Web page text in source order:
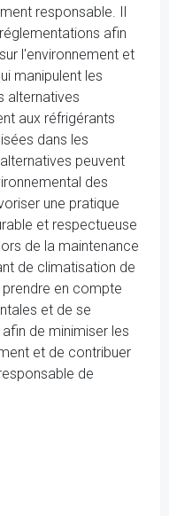
responsable. Il
afin
l'environnement et
manipulent les
alternatives
aux réfrigérants
dans les
peuvent
des
une pratique
et respectueuse
de la maintenance
de climatisation de
en compte
et de se
de minimiser les
et de contribuer
de